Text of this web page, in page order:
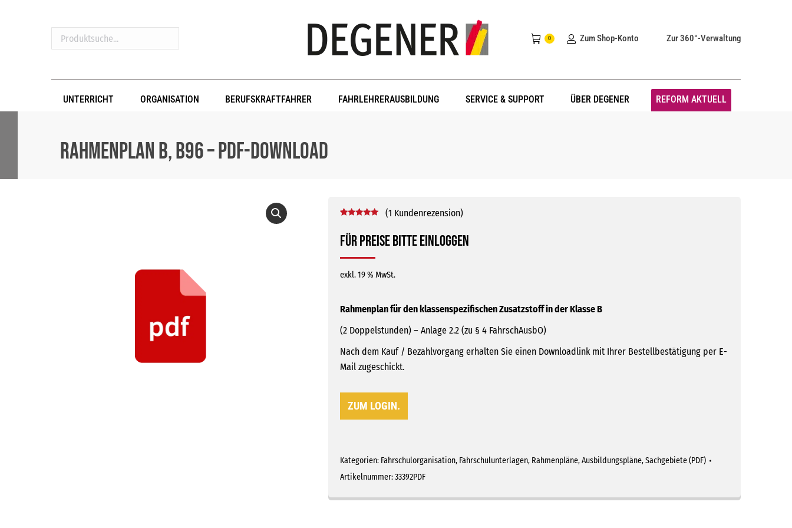
Produktsuche...
0 Zum Shop-Konto Zur 360°-Verwaltung
UNTERRICHT ORGANISATION BERUFSKRAFTFAHRER FAHRLEHRERAUSBILDUNG SERVICE & SUPPORT ÜBER DEGENER REFORM AKTUELL
Rahmenplan B, B96 – PDF-Download
Für Preise bitte einloggen
5.00
basierend
Kundenbewertung
(1 Kundenrezension)
exkl. 19 % MwSt.
Rahmenplan für den klassenspezifischen Zusatzstoff in der Klasse B
(2 Doppelstunden) – Anlage 2.2 (zu § 4 FahrschAusbO)
Nach dem Kauf / Bezahlvorgang erhalten Sie einen Downloadlink mit Ihrer Bestellbestätigung per E-
Mail zugeschickt.
ZUM LOGIN.
Kategorien: Fahrschulorganisation, Fahrschulunterlagen, Rahmenpläne, Ausbildungspläne, Sachgebiete (PDF)
Artikelnummer:33392PDF